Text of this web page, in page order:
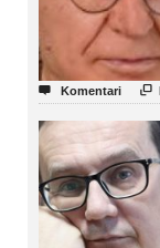
 Komentari 